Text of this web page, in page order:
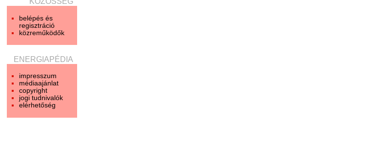
belépés és
regisztráció
közreműködők
ENERGIAPÉDIA
impresszum
médiaajánlat
copyright
jogi tudnivalók
elérhetőség